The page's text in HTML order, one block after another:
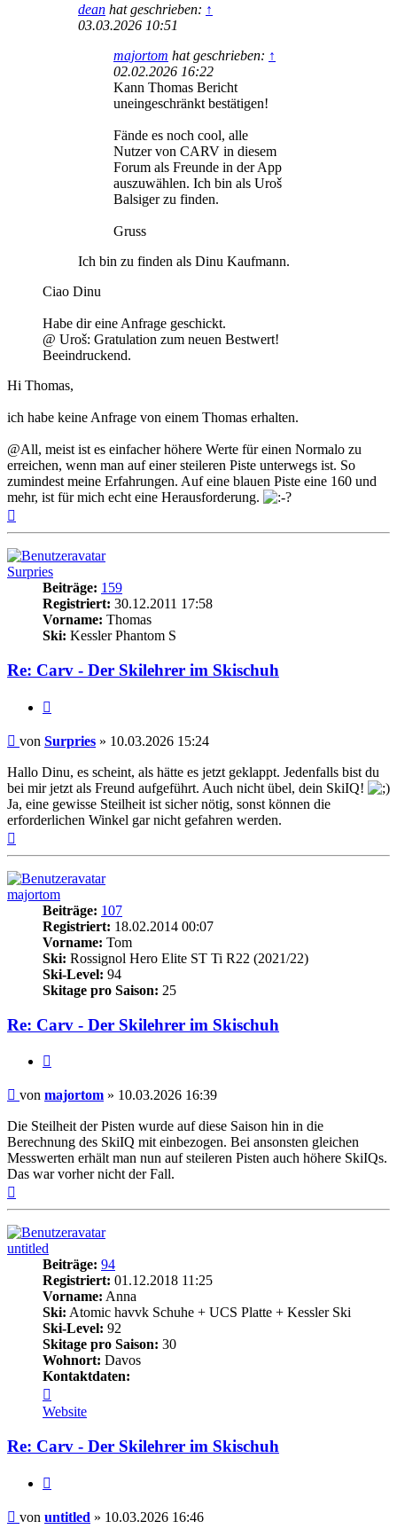
dean hat geschrieben: ↑
03.03.2026 10:51
majortom hat geschrieben: ↑
02.02.2026 16:22
Kann Thomas Bericht
uneingeschränkt bestätigen!
Fände es noch cool, alle
Nutzer von CARV in diesem
Forum als Freunde in der App
auszuwählen. Ich bin als Uroš
Balsiger zu finden.
Gruss
Ich bin zu finden als Dinu Kaufmann.
Ciao Dinu
Habe dir eine Anfrage geschickt.
@ Uroš: Gratulation zum neuen Bestwert!
Beeindruckend.
Hi Thomas,
ich habe keine Anfrage von einem Thomas erhalten.
@All, meist ist es einfacher höhere Werte für einen Normalo zu
erreichen, wenn man auf einer steileren Piste unterwegs ist. So
zumindest meine Erfahrungen. Auf eine blauen Piste eine 160 und
mehr, ist für mich echt eine Herausforderung.
oben
Surpries
Beiträge: 159
Registriert: 30.12.2011 17:58
Vorname: Thomas
Ski: Kessler Phantom S
Re: Carv - Der Skilehrer im Skischuh
Beitrag
von Surpries » 10.03.2026 15:24
Hallo Dinu, es scheint, als hätte es jetzt geklappt. Jedenfalls bist du
bei mir jetzt als Freund aufgeführt. Auch nicht übel, dein SkiIQ!
Ja, eine gewisse Steilheit ist sicher nötig, sonst können die
erforderlichen Winkel gar nicht gefahren werden.
majortom
Beiträge: 107
Registriert: 18.02.2014 00:07
Vorname: Tom
Ski: Rossignol Hero Elite ST Ti R22 (2021/22)
Ski-Level: 94
Skitage pro Saison: 25
Re: Carv - Der Skilehrer im Skischuh
Beitrag
von majortom » 10.03.2026 16:39
Die Steilheit der Pisten wurde auf diese Saison hin in die
Berechnung des SkiIQ mit einbezogen. Bei ansonsten gleichen
Messwerten erhält man nun auf steileren Pisten auch höhere SkiIQs.
Das war vorher nicht der Fall.
untitled
Beiträge: 94
Registriert: 01.12.2018 11:25
Vorname: Anna
Ski: Atomic havvk Schuhe + UCS Platte + Kessler Ski
Ski-Level: 92
Skitage pro Saison: 30
Wohnort: Davos
Kontaktdaten:
von
untitled
Website
Re: Carv - Der Skilehrer im Skischuh
Beitrag
von untitled » 10.03.2026 16:46